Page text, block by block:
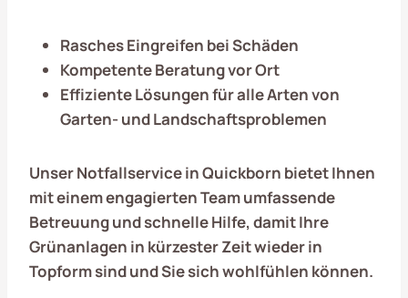
Rasches Eingreifen bei Schäden
Kompetente Beratung vor Ort
Effiziente Lösungen für alle Arten von
Garten- und Landschaftsproblemen
Unser Notfallservice in Quickborn bietet Ihnen
mit einem engagierten Team umfassende
Betreuung und schnelle Hilfe, damit Ihre
Grünanlagen in kürzester Zeit wieder in
Topform sind und Sie sich wohlfühlen können.